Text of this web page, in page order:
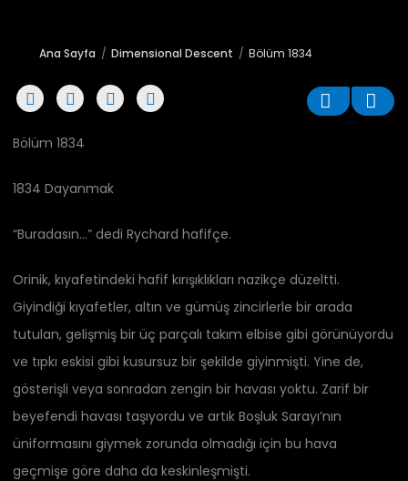
Ana Sayfa Dimensional Descent Bölüm 1834
Bölüm 1834
1834 Dayanmak
“Buradasın…” dedi Rychard hafifçe.
Orinik, kıyafetindeki hafif kırışıklıkları nazikçe düzeltti.
Giyindiği kıyafetler, altın ve gümüş zincirlerle bir arada
tutulan, gelişmiş bir üç parçalı takım elbise gibi görünüyordu
ve tıpkı eskisi gibi kusursuz bir şekilde giyinmişti. Yine de,
gösterişli veya sonradan zengin bir havası yoktu. Zarif bir
beyefendi havası taşıyordu ve artık Boşluk Sarayı’nın
üniformasını giymek zorunda olmadığı için bu hava
geçmişe göre daha da keskinleşmişti.